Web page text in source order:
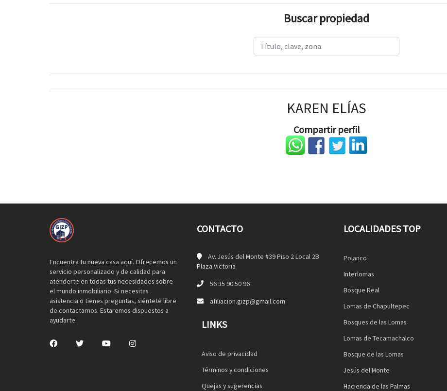
Buscar propiedad
KAREN ELÍAS
Compartir perfil
Encuentra tu nueva casa aquí. Ofrecemos un
servicio personalizado y de calidad para
atenderte en todas tus necesidades sobre
el mundo inmobiliario. Si necesitas
asistencia o tienes preguntas, siéntete libre
de contactarnos. Estaremos dispuestos a
ayudarte.
CONTACTO
Av. Jesús del Monte #39 Piso 2 Local 2B
Plaza Victoria
56 35 90 50 96
afiliacion.gizp@gmail.com
LINKS
Aviso de privacidad
Términos y condiciones
Quejas y sugerencias
LOCALIDADES TOP
Polanco
Interlomas
Bosque Real
Lomas de Chapultepec
Bosques de las Lomas
Lomas de Tecamachalco
Bosque de las Lomas
Jesús del Monte
Hacienda de las Palmas